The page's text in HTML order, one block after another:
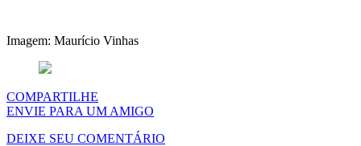
Imagem: Maurício Vinhas
COMPARTILHE
ENVIE PARA UM AMIGO
DEIXE SEU COMENTÁRIO